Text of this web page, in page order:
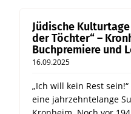
Jüdische
der Töchter“ –
Buchpremiere und
16.09.2025
„Ich will kein Rest
eine jahrzehntelange